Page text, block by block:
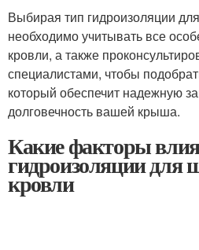
Выбирая тип гидроизоляции
необходимо учитывать все
кровли, а также
специалистами, чтобы
который обеспечит надежную
долговечность вашей крыша.
Какие факторы
гидроизоляции для
кровли